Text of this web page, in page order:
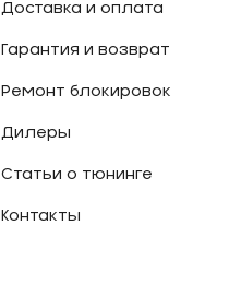
Доставка и оплата
Гарантия и возврат
Ремонт блокировок
Дилеры
Статьи о тюнинге
Контакты